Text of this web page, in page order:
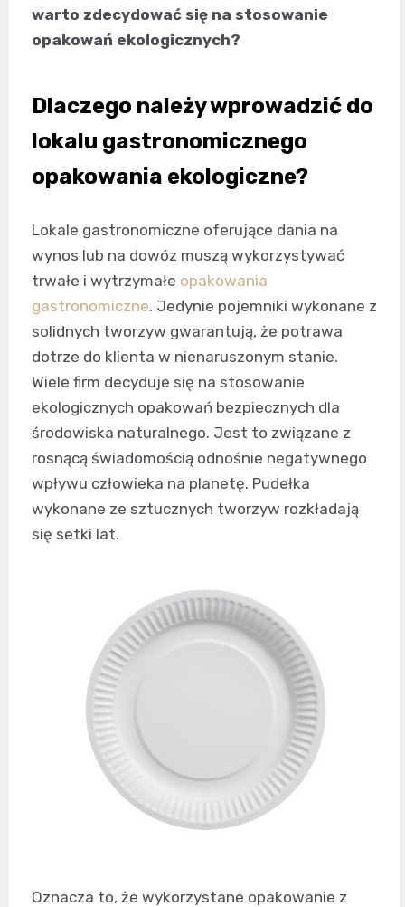
warto zdecydować się na stosowanie
opakowań ekologicznych?
Dlaczego należy wprowadzić do
lokalu gastronomicznego
opakowania ekologiczne?
Lokale gastronomiczne oferujące dania na
wynos lub na dowóz muszą wykorzystywać
trwałe i wytrzymałe opakowania
gastronomiczne. Jedynie pojemniki wykonane z
solidnych tworzyw gwarantują, że potrawa
dotrze do klienta w nienaruszonym stanie.
Wiele firm decyduje się na stosowanie
ekologicznych opakowań bezpiecznych dla
środowiska naturalnego. Jest to związane z
rosnącą świadomością odnośnie negatywnego
wpływu człowieka na planetę. Pudełka
wykonane ze sztucznych tworzyw rozkładają
się setki lat.
Oznacza to, że wykorzystane opakowanie z